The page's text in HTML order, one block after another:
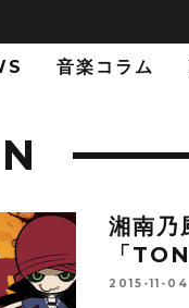
音楽コラム
湘南
「
2015-11-04